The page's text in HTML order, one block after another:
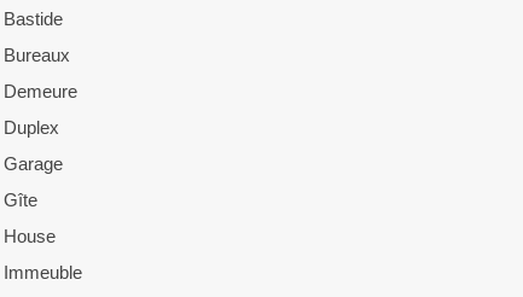
Bastide
Bureaux
Demeure
Duplex
Garage
Gîte
House
Immeuble